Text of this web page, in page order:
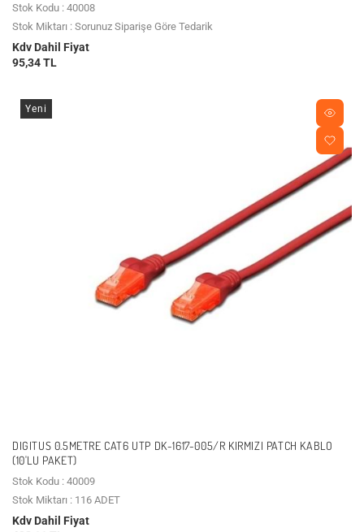
Stok Kodu : 40008
Stok Miktarı : Sorunuz Siparişe Göre Tedarik
Kdv Dahil Fiyat
95,34 TL
Yeni
DIGITUS 0.5METRE CAT6 UTP DK-1617-005/R KIRMIZI PATCH KABLO
(10'LU PAKET)
Stok Kodu : 40009
Stok Miktarı : 116 ADET
Kdv Dahil Fiyat